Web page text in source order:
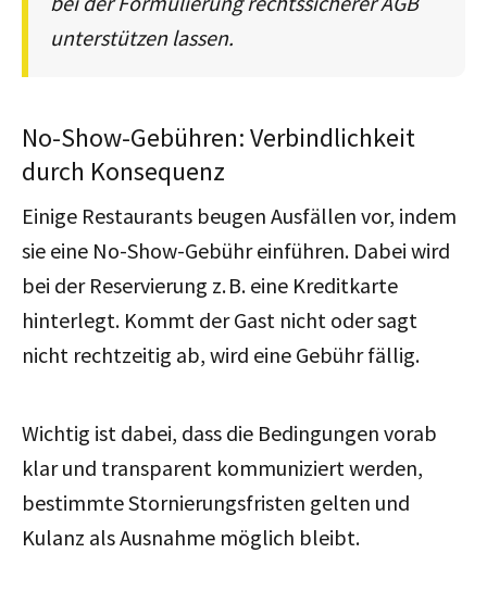
unterstützen lassen.
No-Show-Gebühren: Verbindlichkeit
durch Konsequenz
Einige Restaurants beugen Ausfällen vor, indem
sie eine No-Show-Gebühr einführen. Dabei wird
bei der Reservierung z. B. eine Kreditkarte
hinterlegt. Kommt der Gast nicht oder sagt
nicht rechtzeitig ab, wird eine Gebühr fällig.
Wichtig ist dabei, dass die Bedingungen vorab
klar und transparent kommuniziert werden,
bestimmte Stornierungsfristen gelten und
Kulanz als Ausnahme möglich bleibt.